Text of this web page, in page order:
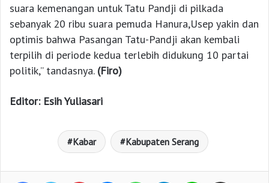
suara kemenangan untuk Tatu Pandji di pilkada
sebanyak 20 ribu suara pemuda Hanura,Usep yakin dan
optimis bahwa Pasangan Tatu-Pandji akan kembali
terpilih di periode kedua terlebih didukung 10 partai
politik,” tandasnya. (Firo)
Editor: Esih Yuliasari
Kabar Kabupaten Serang